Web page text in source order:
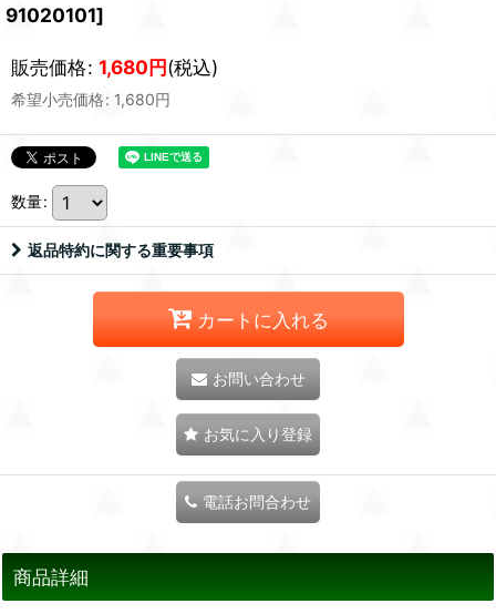
91020101]
販売価格: 1,680円(税込)
希望小売価格: 1,680円
数量:
返品特約に関する重要事項
カートに入れる
お問い合わせ
お気に入り登録
電話お問合わせ
商品詳細